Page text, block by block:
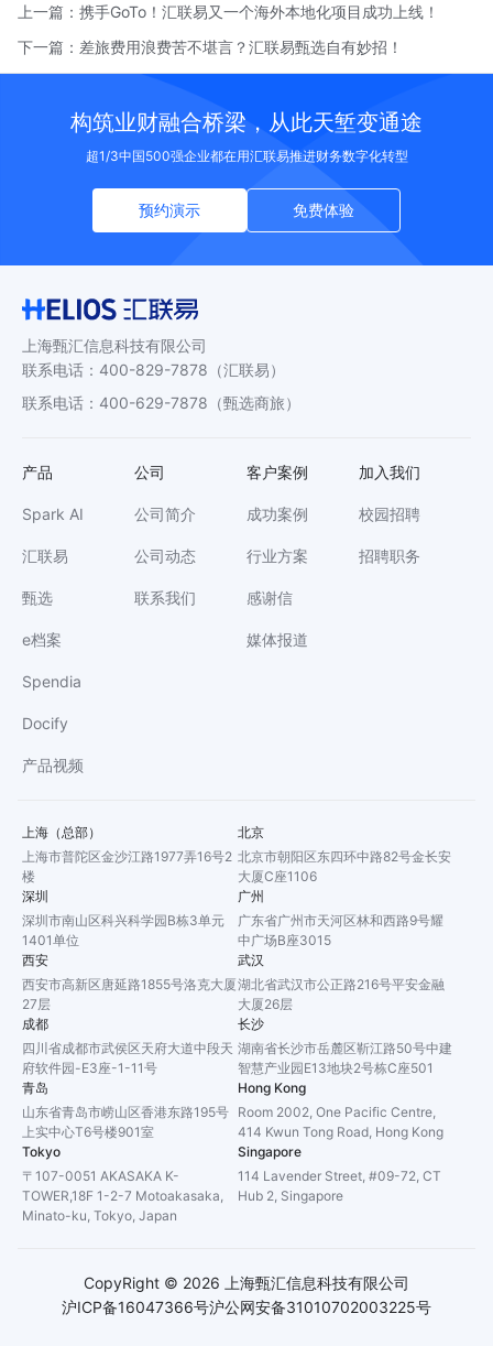
上一篇： 携手GoTo！汇联易又一个海外本地化项目成功上线！
下一篇： 差旅费用浪费苦不堪言？汇联易甄选自有妙招！
构筑业财融合桥梁，从此天堑变通途
超1/3中国500强企业都在用汇联易推进财务数字化转型
预约演示 免费体验
上海甄汇信息科技有限公司
联系电话 ： 400-829-7878 （汇联易）
联系电话 ： 400-629-7878 （甄选商旅）
产品
Spark AI
汇联易
甄选
e档案
Spendia
Docify
产品视频
公司
公司简介
公司动态
联系我们
客户案例
成功案例
行业方案
感谢信
媒体报道
加入我们
校园招聘
招聘职务
上海（总部）
上海市普陀区金沙江路1977弄16号2
楼
北京
北京市朝阳区东四环中路82号金长安
大厦C座1106
深圳
深圳市南山区科兴科学园B栋3单元
1401单位
广州
广东省广州市天河区林和西路9号耀
中广场B座3015
西安
西安市高新区唐延路1855号洛克大厦
27层
武汉
湖北省武汉市公正路216号平安金融
大厦26层
成都
四川省成都市武侯区天府大道中段天
府软件园-E3座-1-11号
长沙
湖南省长沙市岳麓区靳江路50号中建
智慧产业园E13地块2号栋C座501
青岛
山东省青岛市崂山区香港东路195号
上实中心T6号楼901室
Hong Kong
Room 2002, One Pacific Centre,
414 Kwun Tong Road, Hong Kong
Tokyo
〒107-0051 AKASAKA K-
TOWER,18F 1-2-7 Motoakasaka,
Minato-ku, Tokyo, Japan
Singapore
114 Lavender Street, #09-72, CT
Hub 2, Singapore
沪ICP备16047366号沪公网安备31010702003225号
CopyRight © 2026 上海甄汇信息科技有限公司